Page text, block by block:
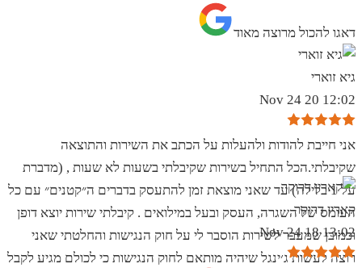
‏דאגו להכול מרוצה מאוד
גיא זוארי
12:02 20 Nov 24
אני חייבת להודות ולהעלות על הכתב את השירות והתוצאה
שקיבלתי.הכל התחיל בשירות שקיבלתי בשעות לא שעות , (מדברת
על 1 בלילה) עד שאני מוצאת זמן להתעסק בדברים ה״קטנים״ עם כל
העומס של השגרה, העסק ובעל במילואים . קיבלתי שירות יוצא דופן
וכמובן שמעבר לשירות הוסבר לי על חוק הנגישות והחלטתי שאני
רוצה לעשות ג׳ינגל שיהיה מותאם לחוק הנגישות כי לכולם מגיע לקבל
קארין דרוקר
13:02 18 Nov 24